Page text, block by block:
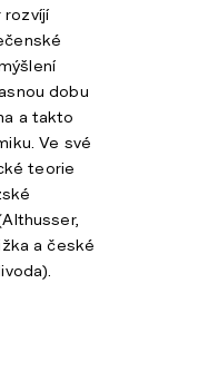
rozvíjí
dobu
a takto
Ve své
teorie
a české